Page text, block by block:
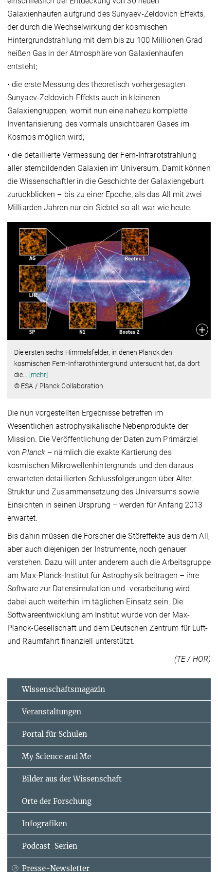
Galaxienhaufen aufgrund des Sunyaev-Zeldovich Effekts,
der durch die Wechselwirkung der kosmischen
Hintergrundstrahlung mit dem bis zu 100 Millionen Grad
heißen Gas in der Atmosphäre von Galaxienhaufen
entsteht;
• die erste Messung des theoretisch vorhergesagten
Sunyaev-Zeldovich-Effekts auch in kleineren
Galaxiengruppen, womit nun eine nahezu komplette
Inventarisierung des vormals unsichtbaren Gases im
Kosmos möglich wird;
• die detaillierte Vermessung der Fern-Infrarotstrahlung
aller sternbildenden Galaxien im Universum. Damit können
die Wissenschaftler in die Geschichte der Galaxiengeburt
zurückblicken – bis zu einer Epoche, als das All mit zwei
Milliarden Jahren nur ein Siebtel so alt war wie heute.
Die ersten sechs Himmelsfelder, in denen Planck den
kosmischen Fern-Infrarothintergrund untersucht hat, da dort
die
[mehr]
© ESA / Planck Collaboration
Die nun vorgestellten Ergebnisse betreffen im
Wesentlichen astrophysikalische Nebenprodukte der
Mission. Die Veröffentlichung der Daten zum Primärziel
vonPlanck – nämlich die exakte Kartierung des
kosmischen Mikrowellenhintergrunds und den daraus
erwarteten detaillierten Schlussfolgerungen über Alter,
Struktur und Zusammensetzung des Universums sowie
Einsichten in seinen Ursprung – werden für Anfang 2013
erwartet.
Bis dahin müssen die Forscher die Störeffekte aus dem All,
aber auch diejenigen der Instrumente, noch genauer
verstehen. Dazu will unter anderem auch die Arbeitsgruppe
am Max-Planck-Institut für Astrophysik beitragen – ihre
Software zur Datensimulation und -verarbeitung wird
dabei auch weiterhin im täglichen Einsatz sein. Die
Softwareentwicklung am Institut wurde von der Max-
Planck-Gesellschaft und dem Deutschen Zentrum für Luft-
und Raumfahrt finanziell unterstützt.
(TE / HOR)
Wissenschaftsmagazin
Veranstaltungen
Portal für Schulen
My Science and Me
Bilder aus der Wissenschaft
Orte der Forschung
Infografiken
Podcast-Serien
Presse-Newsletter